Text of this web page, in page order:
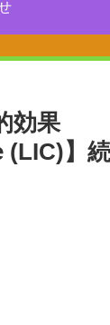
効果
】続